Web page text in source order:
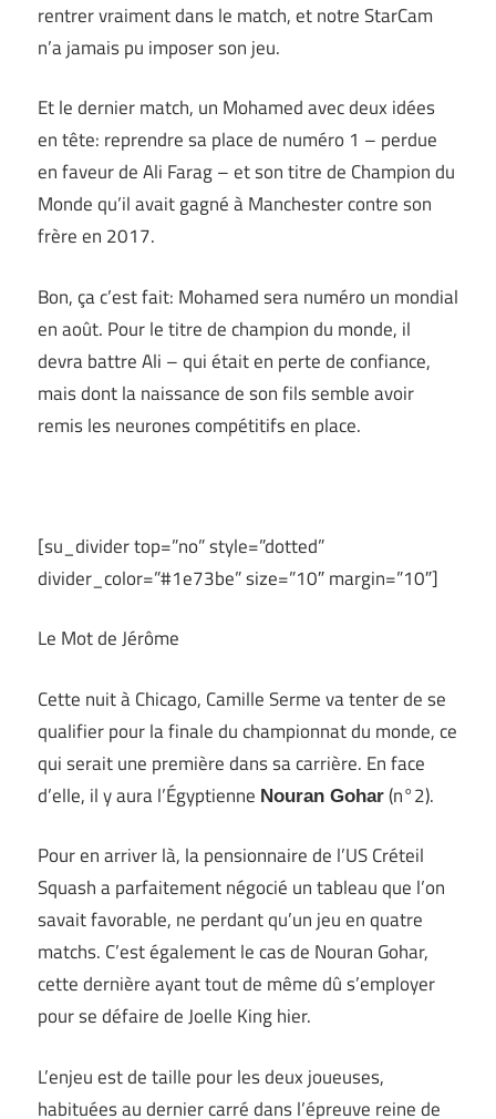
rentrer vraiment dans le match, et notre StarCam
n’a jamais pu imposer son jeu.
Et le dernier match, un Mohamed avec deux idées
en tête: reprendre sa place de numéro 1 – perdue
en faveur de Ali Farag – et son titre de Champion du
Monde qu’il avait gagné à Manchester contre son
frère en 2017.
Bon, ça c’est fait: Mohamed sera numéro un mondial
en août. Pour le titre de champion du monde, il
devra battre Ali – qui était en perte de confiance,
mais dont la naissance de son fils semble avoir
remis les neurones compétitifs en place.
[su_divider top=”no” style=”dotted”
divider_color=”#1e73be” size=”10″ margin=”10″]
Le Mot de Jérôme
Cette nuit à Chicago, Camille Serme va tenter de se
qualifier pour la finale du championnat du monde, ce
qui serait une première dans sa carrière. En face
d’elle, il y aura l’Égyptienne Nouran Gohar (n°2).
Pour en arriver là, la pensionnaire de l’US Créteil
Squash a parfaitement négocié un tableau que l’on
savait favorable, ne perdant qu’un jeu en quatre
matchs. C’est également le cas de Nouran Gohar,
cette dernière ayant tout de même dû s’employer
pour se défaire de Joelle King hier.
L’enjeu est de taille pour les deux joueuses,
habituées au dernier carré dans l’épreuve reine de